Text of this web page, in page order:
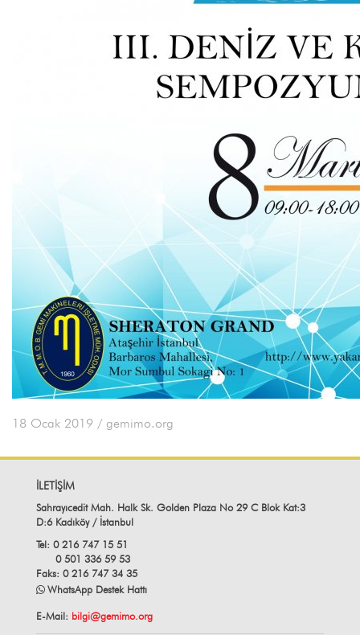
18 Ocak 2019 / gemimo.org
İLETİŞİM
Sahrayıcedit Mah. Halk Sk. Golden Plaza No 29 C Blok Kat:3
D:6 Kadıköy / İstanbul
Tel: 0 216 747 15 51
0 501 336 59 53
Faks: 0 216 747 34 35
WhatsApp Destek Hattı
E-Mail: bilgi@gemimo.org